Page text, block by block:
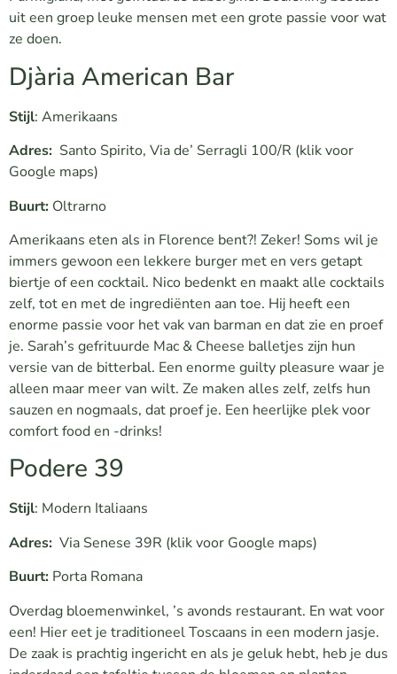
uit een groep leuke mensen met een grote passie voor wat
ze doen.
Djària American Bar
Stijl: Amerikaans
Adres: Santo Spirito, Via de’ Serragli 100/R (klik voor
Google maps)
Buurt: Oltrarno
Amerikaans eten als in Florence bent?! Zeker! Soms wil je
immers gewoon een lekkere burger met en vers getapt
biertje of een cocktail. Nico bedenkt en maakt alle cocktails
zelf, tot en met de ingrediënten aan toe. Hij heeft een
enorme passie voor het vak van barman en dat zie en proef
je. Sarah’s gefrituurde Mac & Cheese balletjes zijn hun
versie van de bitterbal. Een enorme guilty pleasure waar je
alleen maar meer van wilt. Ze maken alles zelf, zelfs hun
sauzen en nogmaals, dat proef je. Een heerlijke plek voor
comfort food en -drinks!
Podere 39
Stijl: Modern Italiaans
Adres: Via Senese 39R (klik voor Google maps)
Buurt: Porta Romana
Overdag bloemenwinkel, ’s avonds restaurant. En wat voor
een! Hier eet je traditioneel Toscaans in een modern jasje.
De zaak is prachtig ingericht en als je geluk hebt, heb je dus